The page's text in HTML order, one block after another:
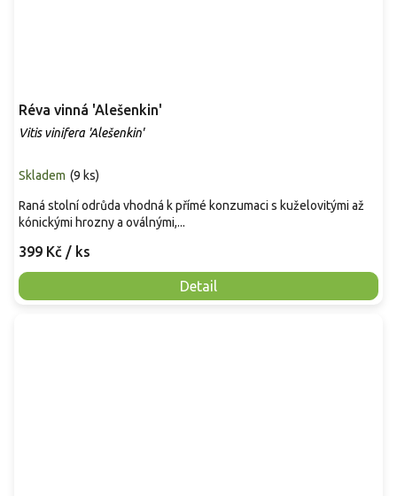
Réva vinná 'Alešenkin'
Vitis vinifera 'Alešenkin'
Skladem (9 ks)
399 Kč / ks
Detail
Raná stolní odrůda vhodná k přímé konzumaci s kuželovitými až
kónickými hrozny a oválnými,...